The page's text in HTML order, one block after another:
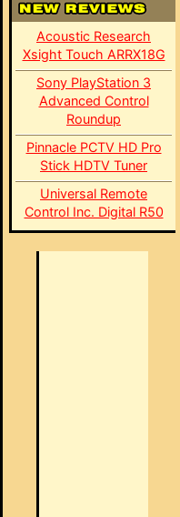
Acoustic Research
Xsight Touch ARRX18G
Sony PlayStation 3
Advanced Control
Roundup
Pinnacle PCTV HD Pro
Stick HDTV Tuner
Universal Remote
Control Inc. Digital R50